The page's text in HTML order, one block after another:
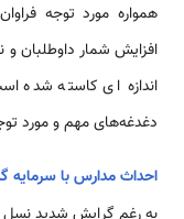
همواره مورد توجه
افزایش شمار داوطلبان و
اندازه­ ای کاسته شده
دغدغه‌های مهم و مورد
احداث مدارس با